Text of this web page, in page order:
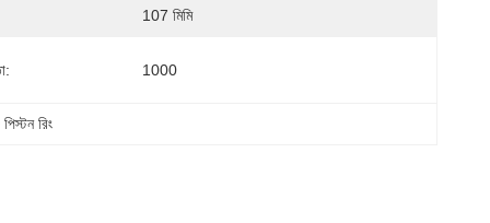
107 মিমি
1000
রিং